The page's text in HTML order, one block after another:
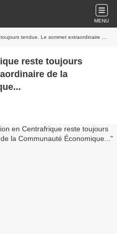
MENU
sommet extraordinaire de la Communauté Économique...
reste toujours
de la